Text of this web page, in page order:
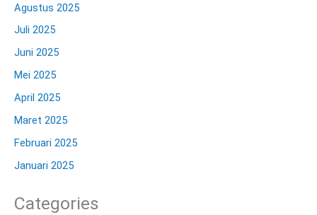
Agustus 2025
Juli 2025
Juni 2025
Mei 2025
April 2025
Maret 2025
Februari 2025
Januari 2025
Categories